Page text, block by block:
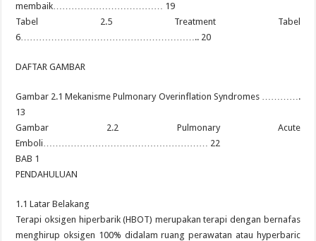
membaik……………………………… 19
Tabel 2.5 Treatment Tabel
6………………………………………………….. 20
DAFTAR GAMBAR
Gambar 2.1 Mekanisme Pulmonary Overinflation Syndromes ………….
13
Gambar 2.2 Pulmonary Acute
Emboli……………………………………………… 22
BAB 1
PENDAHULUAN
1.1 Latar Belakang
Terapi oksigen hiperbarik (HBOT) merupakan terapi dengan bernafas
menghirup oksigen 100% didalam ruang perawatan atau hyperbaric